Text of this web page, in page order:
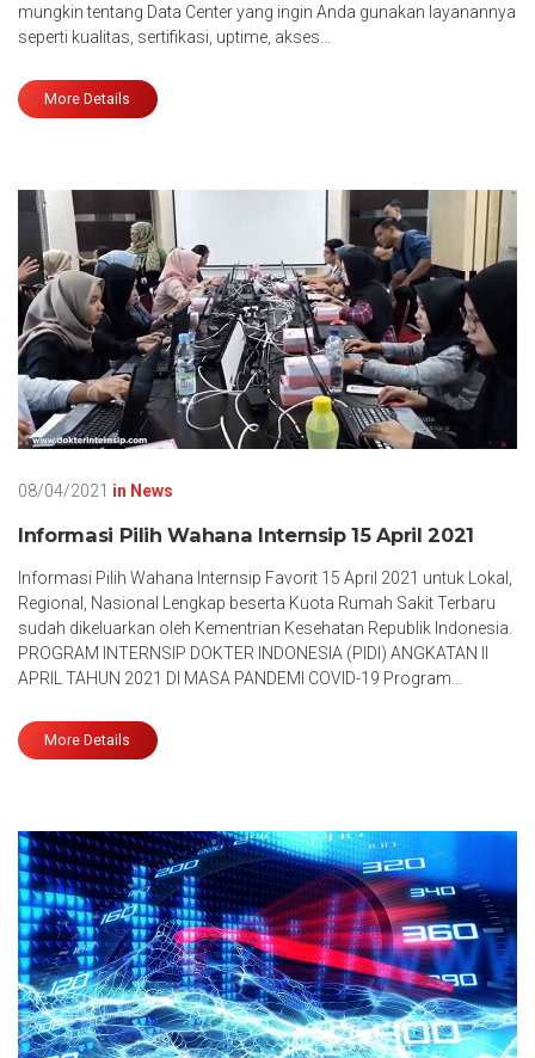
mungkin tentang Data Center yang ingin Anda gunakan layanannya
seperti kualitas, sertifikasi, uptime, akses…
More Details
08/04/2021 in News
Informasi Pilih Wahana Internsip 15 April 2021
Informasi Pilih Wahana Internsip Favorit 15 April 2021 untuk Lokal,
Regional, Nasional Lengkap beserta Kuota Rumah Sakit Terbaru
sudah dikeluarkan oleh Kementrian Kesehatan Republik Indonesia.
PROGRAM INTERNSIP DOKTER INDONESIA (PIDI) ANGKATAN II
APRIL TAHUN 2021 DI MASA PANDEMI COVID-19 Program…
More Details